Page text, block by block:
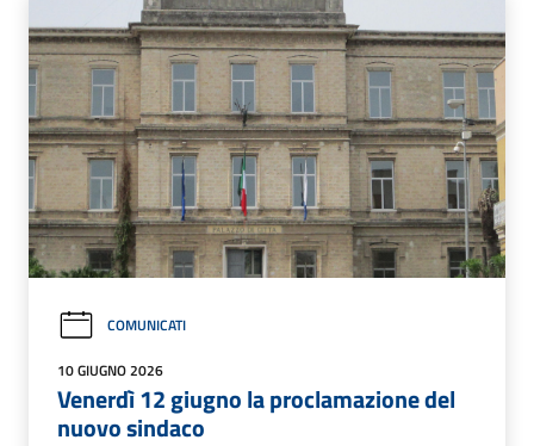
COMUNICATI
10 GIUGNO 2026
Venerdì 12 giugno la proclamazione del
nuovo sindaco